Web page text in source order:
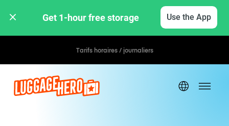
Get 1-hour free storage Use the App
Tarifs horaires / journaliers